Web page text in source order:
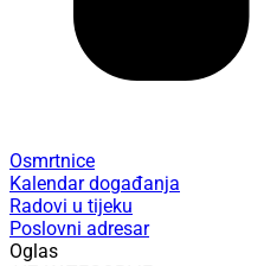
Osmrtnice
Kalendar događanja
Radovi u tijeku
Poslovni adresar
Oglas